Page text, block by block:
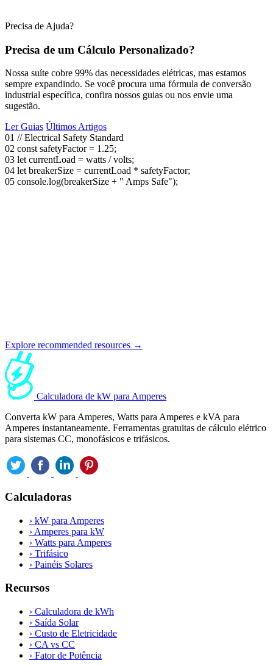
Precisa de Ajuda?
Precisa de um Cálculo Personalizado?
Nossa suíte cobre 99% das necessidades elétricas, mas estamos
sempre expandindo. Se você procura uma fórmula de conversão
industrial específica, confira nossos guias ou nos envie uma
sugestão.
Ler Guias Últimos Artigos
01 // Electrical Safety Standard
02 const safetyFactor = 1.25;
03 let currentLoad = watts / volts;
04 let breakerSize = currentLoad * safetyFactor;
05 console.log(breakerSize + " Amps Safe");
Explore recommended resources →
Calculadora de kW para Amperes
Converta kW para Amperes, Watts para Amperes e kVA para
Amperes instantaneamente. Ferramentas gratuitas de cálculo elétrico
para sistemas CC, monofásicos e trifásicos.
Calculadoras
› kW para Amperes
› Amperes para kW
› Watts para Amperes
› Trifásico
› Painéis Solares
Recursos
› Calculadora de kWh
› Saída Solar
› Custo de Eletricidade
› CA vs CC
› Fator de Potência